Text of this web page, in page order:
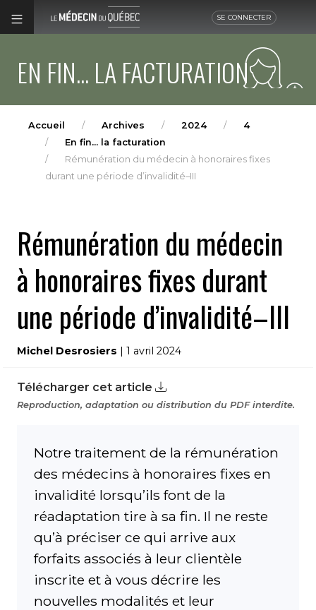
SE CONNECTER
EN FIN... LA FACTURATION
Accueil Archives 2024
4
En fin... la facturation
Rémunération du médecin à honoraires fixes
durant une période d’invalidité–III
Rémunération du médecin
à honoraires fixes durant
une période d’invalidité–III
Michel Desrosiers | 1 avril 2024
Télécharger cet article
Reproduction, adaptation ou distribution du PDF interdite.
Notre traitement de la rémunération
des médecins à honoraires fixes en
invalidité lorsqu’ils font de la
réadaptation tire à sa fin. Il ne reste
qu’à préciser ce qui arrive aux
forfaits associés à leur clientèle
inscrite et à vous décrire les
nouvelles modalités et leur